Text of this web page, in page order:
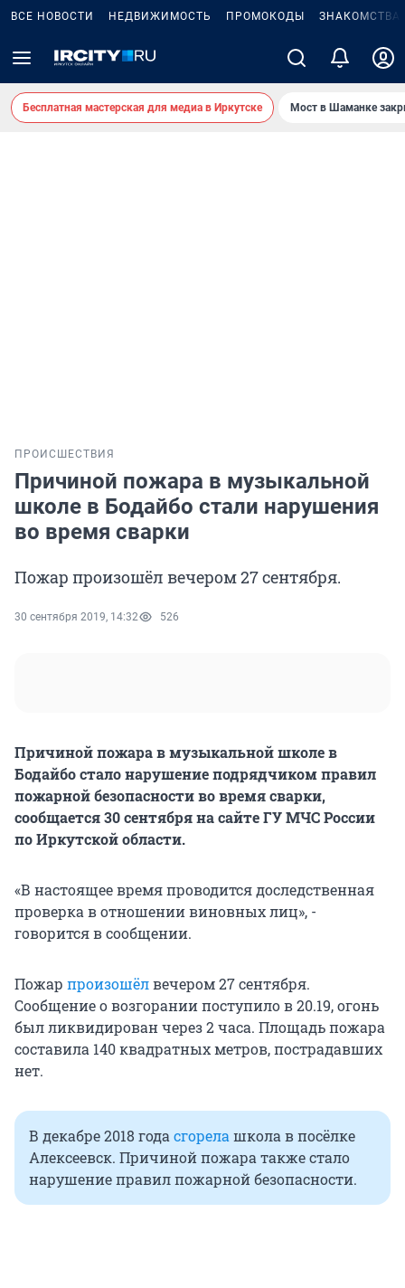
ВСЕ НОВОСТИ НЕДВИЖИМОСТЬ ПРОМОКОДЫ ЗНАКОМСТВА
Бесплатная мастерская для медиа в Иркутске Мост в Шаманке
ПРОИСШЕСТВИЯ
Причиной пожара в музыкальной
школе в Бодайбо стали нарушения
во время сварки
Пожар произошёл вечером 27 сентября.
30 сентября 2019, 14:32 526
Причиной пожара в музыкальной школе в
Бодайбо стало нарушение подрядчиком правил
пожарной безопасности во время сварки,
сообщается 30 сентября на сайте ГУ МЧС России
по Иркутской области.
«В настоящее время проводится доследственная
проверка в отношении виновных лиц», -
говорится в сообщении.
Пожар произошёлвечером 27 сентября.
Сообщение о возгорании поступило в 20.19, огонь
был ликвидирован через 2 часа. Площадь пожара
составила 140 квадратных метров, пострадавших
нет.
В декабре 2018 года сгорела школа в посёлке
Алексеевск. Причиной пожара также стало
нарушение правил пожарной безопасности.